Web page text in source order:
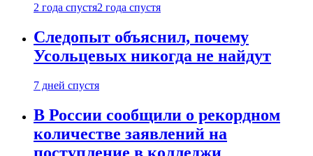
2 года спустя2 года спустя
Следопыт объяснил, почему
Усольцевых никогда не найдут
7 дней спустя
В России сообщили о рекордном
количестве заявлений на
поступление в колледжи